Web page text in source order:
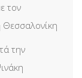
τον
την